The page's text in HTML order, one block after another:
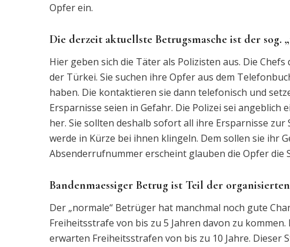
Opfer ein.
Die derzeit aktuellste Betrugsmasche ist der sog.
Hier geben sich die Täter als Polizisten aus. Die
der Türkei. Sie suchen ihre Opfer aus dem
haben. Die kontaktieren sie dann telefonisch und
Ersparnisse seien in Gefahr. Die Polizei sei
her. Sie sollten deshalb sofort all ihre Ersparnisse
werde in Kürze bei ihnen klingeln. Dem sollen sie ihr
Absenderrufnummer erscheint glauben die Opfer die
Bandenmaessiger Betrug ist Teil der
Der „normale“ Betrüger hat manchmal noch gute
Freiheitsstrafe von bis zu 5 Jahren davon zu
erwarten Freiheitsstrafen von bis zu 10 Jahre.